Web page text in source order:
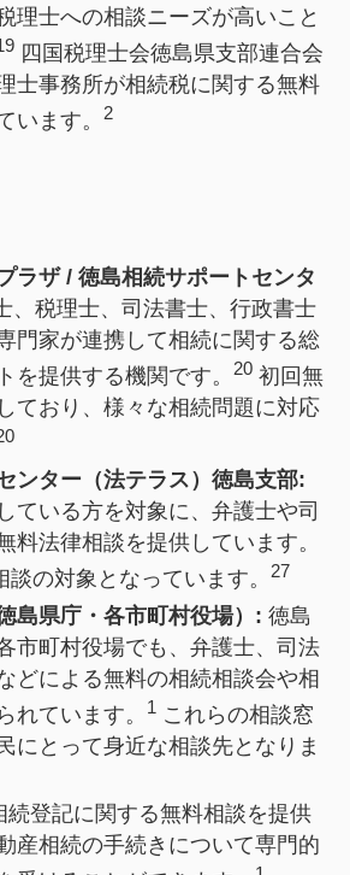
理士への相談ニーズが高いこと
四国税理士会徳島県支部連合会
士事務所が相続税に関する無料
います。
2
ラザ / 徳島相続サポートセンタ
、税理士、司法書士、行政書士
門家が連携して相続に関する総
を提供する機関です。
20初回無
ており、様々な相続問題に対応
ンター（法テラス）徳島支部:
ている方を対象に、弁護士や司
料法律相談を提供しています。
の対象となっています。 27
島県庁・各市町村役場）: 徳島
市町村役場でも、弁護士、司法
どによる無料の相続相談会や相
れています。
1これらの相談窓
にとって身近な相談先となりま
続登記に関する無料相談を提供
産相続の手続きについて専門的